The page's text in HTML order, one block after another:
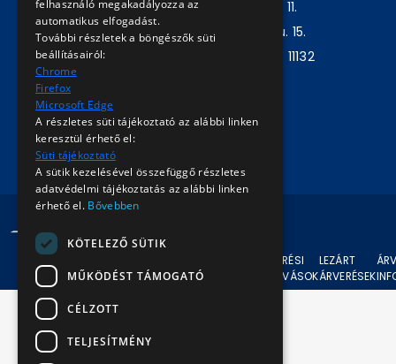
Levelezési cím:1980 Budapest, Pf. 11.
Székhely:1072 Budapest, Akácfa u. 15.
Központ telefon:
+36 1 461 6500 / 11132
mellék
Írjon nekünk!
ÁRVERÉSEK
ÁRVERÉSI
FELHÍVÁSOK
LEZÁRT
ÁRVERÉSEK
felhasználó megakadályozza az
automatikus elfogadást.
További részletek a böngészők süti
beállításairól:
Chrome
Firefox
Microsoft Edge
A részletes süti tájékoztató az alábbi linken
keresztül érhető el:
Süti tájékoztató
A sütik kezelésével összefüggő részletes
adatvédelmi tájékoztatás az alábbi linken
érhető el. Bővebben
KÖTELEZŐ SÜTIK
MŰKÖDÉST TÁMOGATÓ
CÉLZOTT
TELJESÍTMÉNY